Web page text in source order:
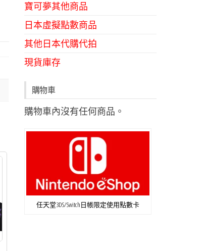
寶可夢其他商品
日本虛擬點數商品
其他日本代購代拍
現貨庫存
購物車
購物車內沒有任何商品。
任天堂3DS/Switch日帳限定使用點數卡